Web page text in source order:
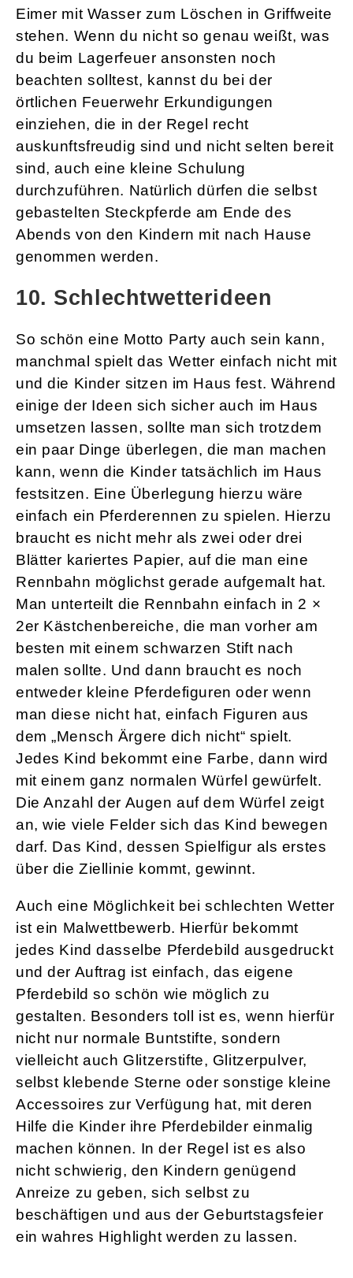
Eimer mit Wasser zum Löschen in Griffweite
stehen. Wenn du nicht so genau weißt, was
du beim Lagerfeuer ansonsten noch
beachten solltest, kannst du bei der
örtlichen Feuerwehr Erkundigungen
einziehen, die in der Regel recht
auskunftsfreudig sind und nicht selten bereit
sind, auch eine kleine Schulung
durchzuführen. Natürlich dürfen die selbst
gebastelten Steckpferde am Ende des
Abends von den Kindern mit nach Hause
genommen werden.
10. Schlechtwetterideen
So schön eine Motto Party auch sein kann,
manchmal spielt das Wetter einfach nicht mit
und die Kinder sitzen im Haus fest. Während
einige der Ideen sich sicher auch im Haus
umsetzen lassen, sollte man sich trotzdem
ein paar Dinge überlegen, die man machen
kann, wenn die Kinder tatsächlich im Haus
festsitzen. Eine Überlegung hierzu wäre
einfach ein Pferderennen zu spielen. Hierzu
braucht es nicht mehr als zwei oder drei
Blätter kariertes Papier, auf die man eine
Rennbahn möglichst gerade aufgemalt hat.
Man unterteilt die Rennbahn einfach in 2 ×
2er Kästchenbereiche, die man vorher am
besten mit einem schwarzen Stift nach
malen sollte. Und dann braucht es noch
entweder kleine Pferdefiguren oder wenn
man diese nicht hat, einfach Figuren aus
dem „Mensch Ärgere dich nicht“ spielt.
Jedes Kind bekommt eine Farbe, dann wird
mit einem ganz normalen Würfel gewürfelt.
Die Anzahl der Augen auf dem Würfel zeigt
an, wie viele Felder sich das Kind bewegen
darf. Das Kind, dessen Spielfigur als erstes
über die Ziellinie kommt, gewinnt.
Auch eine Möglichkeit bei schlechten Wetter
ist ein Malwettbewerb. Hierfür bekommt
jedes Kind dasselbe Pferdebild ausgedruckt
und der Auftrag ist einfach, das eigene
Pferdebild so schön wie möglich zu
gestalten. Besonders toll ist es, wenn hierfür
nicht nur normale Buntstifte, sondern
vielleicht auch Glitzerstifte, Glitzerpulver,
selbst klebende Sterne oder sonstige kleine
Accessoires zur Verfügung hat, mit deren
Hilfe die Kinder ihre Pferdebilder einmalig
machen können. In der Regel ist es also
nicht schwierig, den Kindern genügend
Anreize zu geben, sich selbst zu
beschäftigen und aus der Geburtstagsfeier
ein wahres Highlight werden zu lassen.